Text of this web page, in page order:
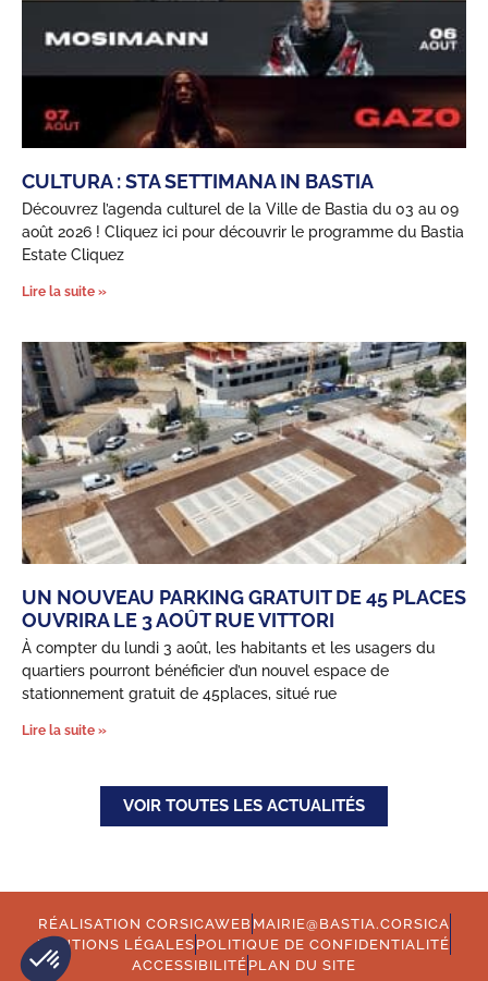
CULTURA : STA SETTIMANA IN BASTIA
Découvrez l’agenda culturel de la Ville de Bastia du 03 au 09
août 2026 ! Cliquez ici pour découvrir le programme du Bastia
Estate Cliquez
Lire la suite »
UN NOUVEAU PARKING GRATUIT DE 45 PLACES
OUVRIRA LE 3 AOÛT RUE VITTORI
À compter du lundi 3 août, les habitants et les usagers du
quartiers pourront bénéficier d’un nouvel espace de
stationnement gratuit de 45places, situé rue
Lire la suite »
VOIR TOUTES LES ACTUALITÉS
RÉALISATION CORSICAWEB MAIRIE@BASTIA.CORSICA
MENTIONS LÉGALES POLITIQUE DE CONFIDENTIALITÉ
ACCESSIBILITÉ PLAN DU SITE